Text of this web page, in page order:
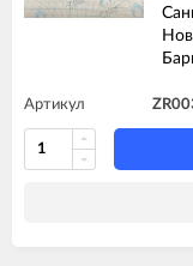
Артикул